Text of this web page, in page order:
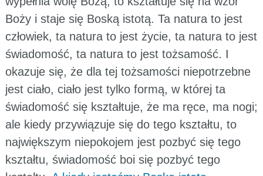
Boży i staje się Boską istotą. Ta natura to jest
człowiek, ta natura to jest życie, ta natura to jest
świadomość, ta natura to jest tożsamość. I
okazuje się, że dla tej tożsamości niepotrzebne
jest ciało, ciało jest tylko formą, w której ta
świadomość się kształtuje, że ma ręce, ma nogi;
ale kiedy przywiązuje się do tego kształtu, to
największym niepokojem jest pozbyć się tego
kształtu, świadomość boi się pozbyć tego